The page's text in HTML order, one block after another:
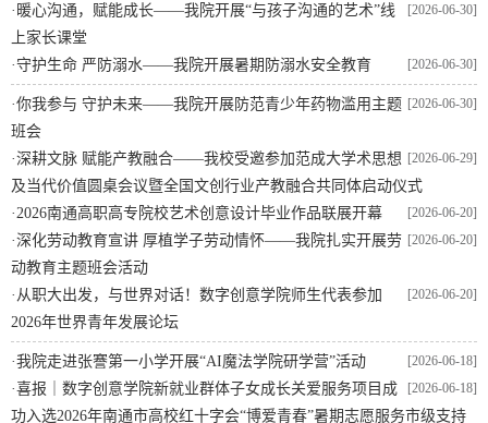
[2026-06-30]
· 暖心沟通，赋能成长——我院开展“与孩子沟通的艺术”线
上家长课堂
[2026-06-30]
·守护生命 严防溺水——我院开展暑期防溺水安全教育
[2026-06-30]
·你我参与 守护未来——我院开展防范青少年药物滥用主题
班会
[2026-06-29]
·深耕文脉 赋能产教融合——我校受邀参加范成大学术思想
及当代价值圆桌会议暨全国文创行业产教融合共同体启动仪式
[2026-06-20]
·2026南通高职高专院校艺术创意设计毕业作品联展开幕
[2026-06-20]
·深化劳动教育宣讲 厚植学子劳动情怀——我院扎实开展劳
动教育主题班会活动
[2026-06-20]
· 从职大出发，与世界对话！数字创意学院师生代表参加
2026年世界青年发展论坛
[2026-06-18]
·我院走进张謇第一小学开展“AI魔法学院研学营”活动
[2026-06-18]
·喜报｜数字创意学院新就业群体子女成长关爱服务项目成
功入选2026年南通市高校红十字会“博爱青春”暑期志愿服务市级支持